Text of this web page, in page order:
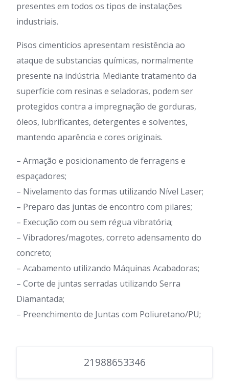
presentes em todos os tipos de instalações
industriais.
Pisos cimenticios apresentam resistência ao
ataque de substancias químicas, normalmente
presente na indústria. Mediante tratamento da
superfície com resinas e seladoras, podem ser
protegidos contra a impregnação de gorduras,
óleos, lubrificantes, detergentes e solventes,
mantendo aparência e cores originais.
– Armação e posicionamento de ferragens e
espaçadores;
– Nivelamento das formas utilizando Nível Laser;
– Preparo das juntas de encontro com pilares;
– Execução com ou sem régua vibratória;
– Vibradores/magotes, correto adensamento do
concreto;
– Acabamento utilizando Máquinas Acabadoras;
– Corte de juntas serradas utilizando Serra
Diamantada;
– Preenchimento de Juntas com Poliuretano/PU;
21988653346